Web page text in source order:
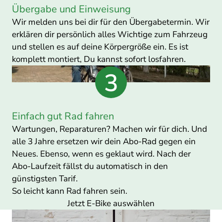
Übergabe und Einweisung
Wir melden uns bei dir für den Übergabetermin. Wir
erklären dir persönlich alles Wichtige zum Fahrzeug
und stellen es auf deine Körpergröße ein. Es ist
komplett montiert, Du kannst sofort losfahren.
Einfach gut Rad fahren
Wartungen, Reparaturen? Machen wir für dich. Und
alle 3 Jahre ersetzen wir dein Abo-Rad gegen ein
Neues. Ebenso, wenn es geklaut wird. Nach der
Abo-Laufzeit fällst du automatisch in den
günstigsten Tarif.
So leicht kann Rad fahren sein.
Jetzt E-Bike auswählen